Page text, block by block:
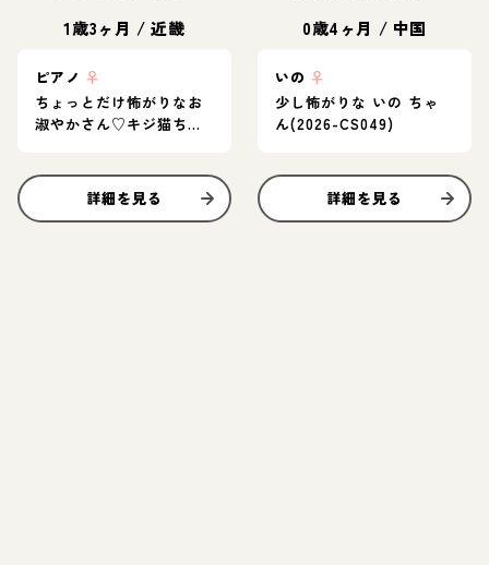
1歳3ヶ月 /近畿
ピアノ ♀
ちょっとだけ怖がりなお
淑やかさん♡キジ猫ちゃ
詳細を見る
0歳4ヶ月 / 中国
いの ♀
少し怖がりな いの ちゃ
ん(2026-CS049)
詳細を見る